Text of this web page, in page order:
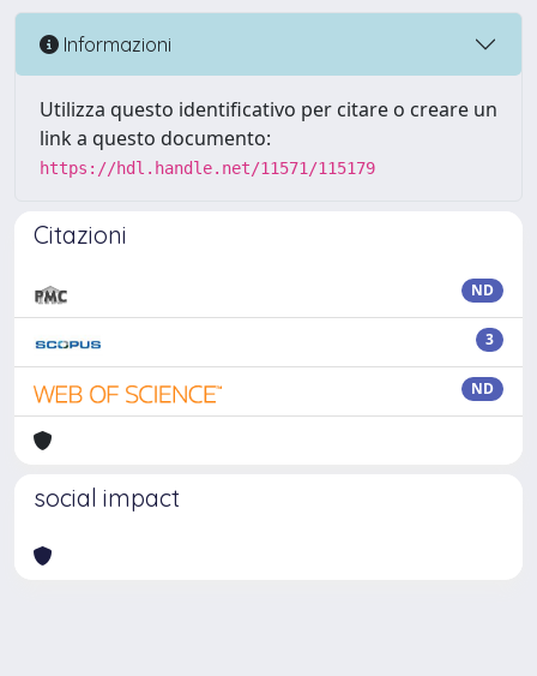
Informazioni
Utilizza questo identificativo per citare o creare un
link a questo documento:
https://hdl.handle.net/11571/115179
Citazioni
ND
3
ND
social impact